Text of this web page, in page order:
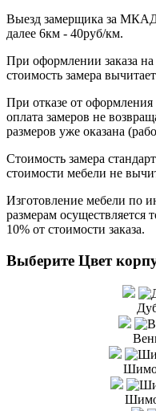
Выезд замерщика за
далее 6км - 40руб/км.
При оформлении заказа
стоимость замера
При отказе от оформления
оплата замеров не
размеров уже оказана
Стоимость замера
стоимости мебели не
Изготовление мебели по
размерам осуществляется
10% от стоимости заказа.
Выберите Цвет
Шимо